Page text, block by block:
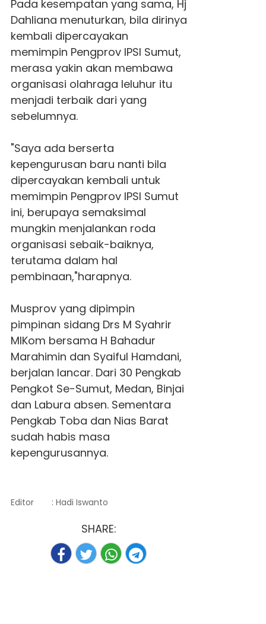
Pada kesempatan yang sama, Hj
Dahliana menuturkan, bila dirinya
kembali dipercayakan
memimpin Pengprov IPSI Sumut,
merasa yakin akan membawa
organisasi olahraga leluhur itu
menjadi terbaik dari yang
sebelumnya.
"Saya ada berserta
kepengurusan baru nanti bila
dipercayakan kembali untuk
memimpin Pengprov IPSI Sumut
ini, berupaya semaksimal
mungkin menjalankan roda
organisasi sebaik-baiknya,
terutama dalam hal
pembinaan,"harapnya.
Musprov yang dipimpin
pimpinan sidang Drs M Syahrir
MIKom bersama H Bahadur
Marahimin dan Syaiful Hamdani,
berjalan lancar. Dari 30 Pengkab
Pengkot Se-Sumut, Medan, Binjai
dan Labura absen. Sementara
Pengkab Toba dan Nias Barat
sudah habis masa
kepengurusannya.
Editor : Hadi Iswanto
SHARE: